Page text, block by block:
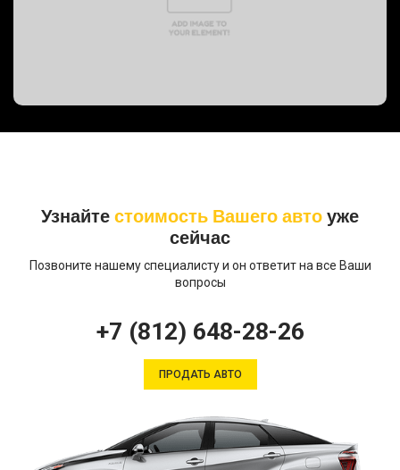
Узнайтестоимость Вашего автоуже
сейчас
Позвоните нашему специалисту и он ответит на все Ваши
вопросы
+7 (812) 648-28-26
ПРОДАТЬ АВТО